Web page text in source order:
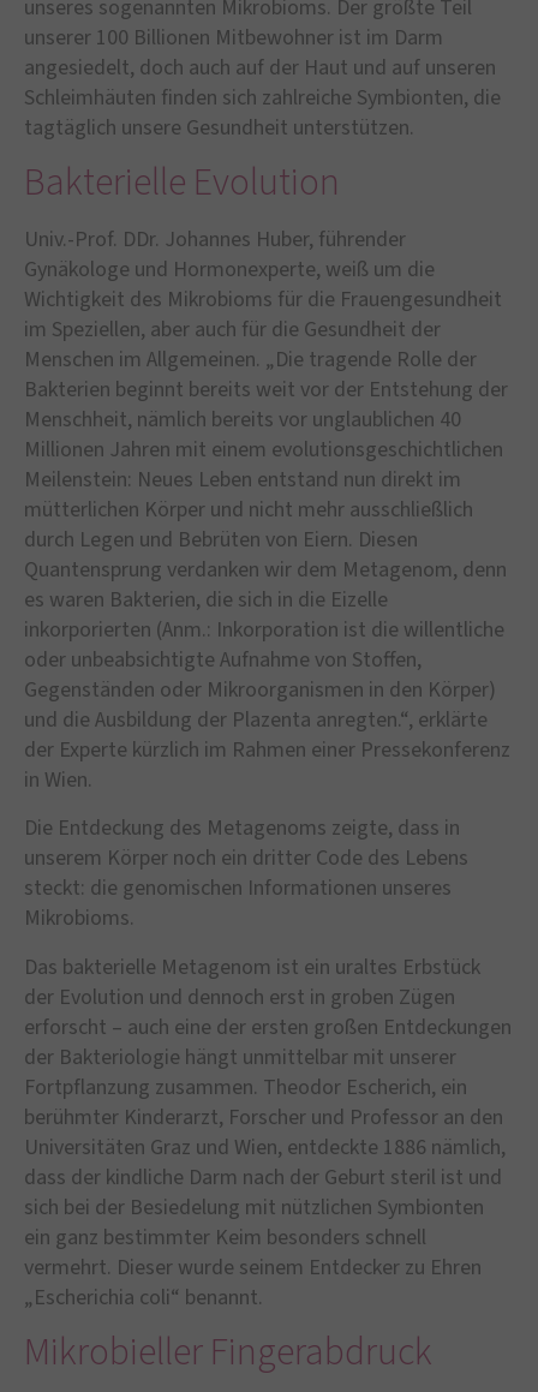
unseres sogenannten Mikrobioms. Der größte Teil
unserer 100 Billionen Mitbewohner ist im Darm
angesiedelt, doch auch auf der Haut und auf unseren
Schleimhäuten finden sich zahlreiche Symbionten, die
tagtäglich unsere Gesundheit unterstützen.
Bakterielle Evolution
Univ.-Prof. DDr. Johannes Huber, führender
Gynäkologe und Hormonexperte, weiß um die
Wichtigkeit des Mikrobioms für die Frauengesundheit
im Speziellen, aber auch für die Gesundheit der
Menschen im Allgemeinen. „Die tragende Rolle der
Bakterien beginnt bereits weit vor der Entstehung der
Menschheit, nämlich bereits vor unglaublichen 40
Millionen Jahren mit einem evolutionsgeschichtlichen
Meilenstein: Neues Leben entstand nun direkt im
mütterlichen Körper und nicht mehr ausschließlich
durch Legen und Bebrüten von Eiern. Diesen
Quantensprung verdanken wir dem Metagenom, denn
es waren Bakterien, die sich in die Eizelle
inkorporierten (Anm.: Inkorporation ist die willentliche
oder unbeabsichtigte Aufnahme von Stoffen,
Gegenständen oder Mikroorganismen in den Körper)
und die Ausbildung der Plazenta anregten.“, erklärte
der Experte kürzlich im Rahmen einer Pressekonferenz
in Wien.
Die Entdeckung des Metagenoms zeigte, dass in
unserem Körper noch ein dritter Code des Lebens
steckt: die genomischen Informationen unseres
Mikrobioms.
Das bakterielle Metagenom ist ein uraltes Erbstück
der Evolution und dennoch erst in groben Zügen
erforscht – auch eine der ersten großen Entdeckungen
der Bakteriologie hängt unmittelbar mit unserer
Fortpflanzung zusammen. Theodor Escherich, ein
berühmter Kinderarzt, Forscher und Professor an den
Universitäten Graz und Wien, entdeckte 1886 nämlich,
dass der kindliche Darm nach der Geburt steril ist und
sich bei der Besiedelung mit nützlichen Symbionten
ein ganz bestimmter Keim besonders schnell
vermehrt. Dieser wurde seinem Entdecker zu Ehren
„Escherichia coli“ benannt.
Mikrobieller Fingerabdruck